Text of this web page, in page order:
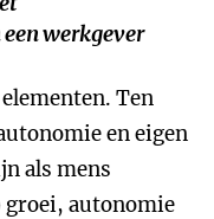
werkgever
Ten
en eigen
als mens
autonomie